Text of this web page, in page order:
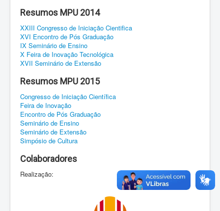
Resumos MPU 2014
XXIII Congresso de Iniciação Cientifica
XVI Encontro de Pós Graduação
IX Seminário de Ensino
X Feira de Inovação Tecnológica
XVII Seminário de Extensão
Resumos MPU 2015
Congresso de Iniciação Científica
Feira de Inovação
Encontro de Pós Graduação
Seminário de Ensino
Seminário de Extensão
Simpósio de Cultura
Colaboradores
Realização: